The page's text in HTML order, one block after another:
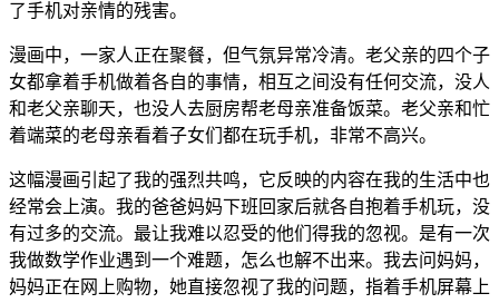
了手机对亲情的残害。
漫画中，一家人正在聚餐，但气氛异常冷清。老父亲的四个子
女都拿着手机做着各自的事情，相互之间没有任何交流，没人
和老父亲聊天，也没人去厨房帮老母亲准备饭菜。老父亲和忙
着端菜的老母亲看着子女们都在玩手机，非常不高兴。
这幅漫画引起了我的强烈共鸣，它反映的内容在我的生活中也
经常会上演。我的爸爸妈妈下班回家后就各自抱着手机玩，没
有过多的交流。最让我难以忍受的他们得我的忽视。是有一次
我做数学作业遇到一个难题，怎么也解不出来。我去问妈妈，
妈妈正在网上购物，她直接忽视了我的问题，指着手机屏幕上